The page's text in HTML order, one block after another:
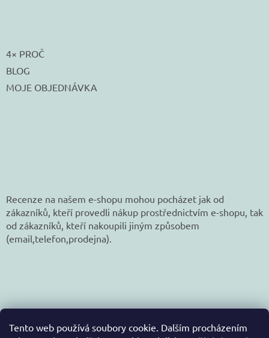
Tento web používá soubory cookie. Dalším procházením
4× PROČ
BLOG
MOJE OBJEDNÁVKA
Recenze na našem e-shopu mohou pocházet jak od
zákazníků, kteří provedli nákup prostřednictvím e-shopu, tak
od zákazníků, kteří nakoupili jiným způsobem
(email,telefon,prodejna).